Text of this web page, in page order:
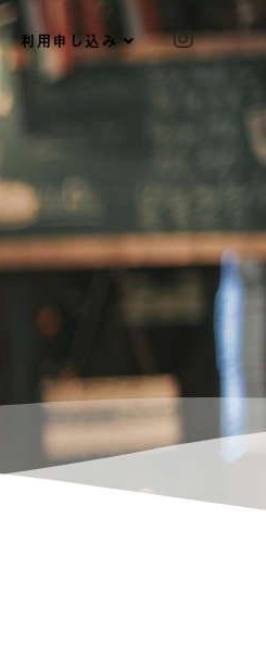
利用申し込み